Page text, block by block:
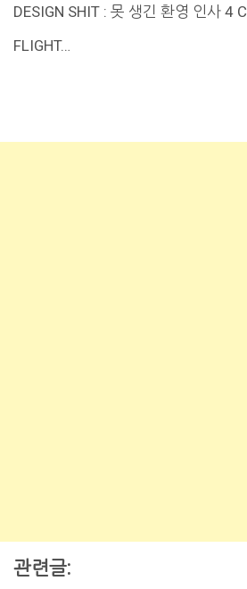
DESIGN SHIT : 못 생긴 환영 인사 4
FLIGHT…
관련글: